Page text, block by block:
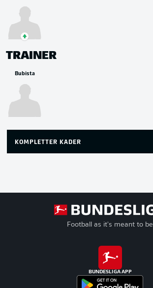
TRAINER
Bubista
KOMPLETTER KADER
Football as it's meant to be
BUNDESLIGA APP